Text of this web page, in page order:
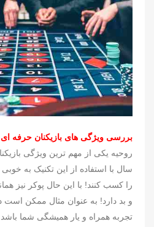
بررسی ویژگی های بازیکنان حرفه ای
روحیه یکی از مهم ترین ویژگی
سال با استفاده از این تکنیک به خوبی
را کسب کنند! با این حال پوکر نیز
و بد دارد! به عنوان مثال ممکن
تجربه همراه و یار همیشگی شما باشد و